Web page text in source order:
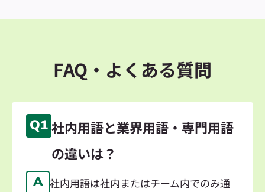
FAQ・よくある質問
Q1 社内用語と業界用語・専門用語
の違いは？
A 社内用語は社内またはチーム内でのみ通